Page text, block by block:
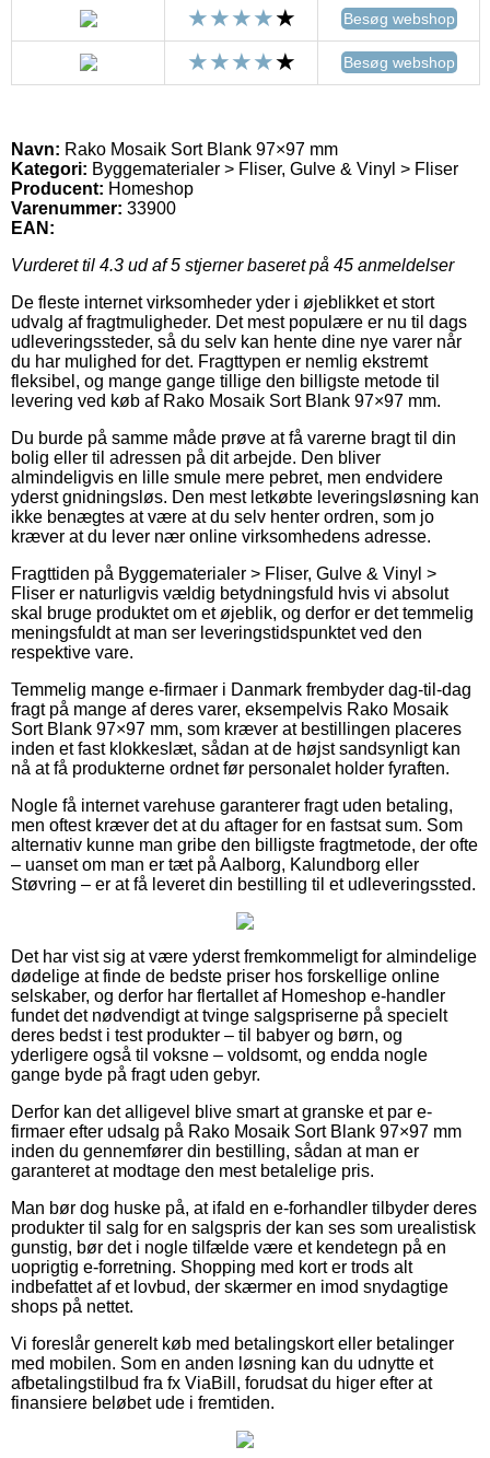
Besøg webshop
Besøg webshop
Navn: Rako Mosaik Sort Blank 97×97 mm
Kategori: Byggematerialer > Fliser, Gulve & Vinyl > Fliser
Producent: Homeshop
Varenummer: 33900
EAN:
Vurderet til 4.3 ud af 5 stjerner baseret på 45 anmeldelser
De fleste internet virksomheder yder i øjeblikket et stort
udvalg af fragtmuligheder. Det mest populære er nu til dags
udleveringssteder, så du selv kan hente dine nye varer når
du har mulighed for det. Fragttypen er nemlig ekstremt
fleksibel, og mange gange tillige den billigste metode til
levering ved køb af Rako Mosaik Sort Blank 97×97 mm.
Du burde på samme måde prøve at få varerne bragt til din
bolig eller til adressen på dit arbejde. Den bliver
almindeligvis en lille smule mere pebret, men endvidere
yderst gnidningsløs. Den mest letkøbte leveringsløsning kan
ikke benægtes at være at du selv henter ordren, som jo
kræver at du lever nær online virksomhedens adresse.
Fragttiden på Byggematerialer > Fliser, Gulve & Vinyl >
Fliser er naturligvis vældig betydningsfuld hvis vi absolut
skal bruge produktet om et øjeblik, og derfor er det temmelig
meningsfuldt at man ser leveringstidspunktet ved den
respektive vare.
Temmelig mange e-firmaer i Danmark frembyder dag-til-dag
fragt på mange af deres varer, eksempelvis Rako Mosaik
Sort Blank 97×97 mm, som kræver at bestillingen placeres
inden et fast klokkeslæt, sådan at de højst sandsynligt kan
nå at få produkterne ordnet før personalet holder fyraften.
Nogle få internet varehuse garanterer fragt uden betaling,
men oftest kræver det at du aftager for en fastsat sum. Som
alternativ kunne man gribe den billigste fragtmetode, der ofte
– uanset om man er tæt på Aalborg, Kalundborg eller
Støvring – er at få leveret din bestilling til et udleveringssted.
Det har vist sig at være yderst fremkommeligt for almindelige
dødelige at finde de bedste priser hos forskellige online
selskaber, og derfor har flertallet af Homeshop e-handler
fundet det nødvendigt at tvinge salgspriserne på specielt
deres bedst i test produkter – til babyer og børn, og
yderligere også til voksne – voldsomt, og endda nogle
gange byde på fragt uden gebyr.
Derfor kan det alligevel blive smart at granske et par e-
firmaer efter udsalg på Rako Mosaik Sort Blank 97×97 mm
inden du gennemfører din bestilling, sådan at man er
garanteret at modtage den mest betalelige pris.
Man bør dog huske på, at ifald en e-forhandler tilbyder deres
produkter til salg for en salgspris der kan ses som urealistisk
gunstig, bør det i nogle tilfælde være et kendetegn på en
uoprigtig e-forretning. Shopping med kort er trods alt
indbefattet af et lovbud, der skærmer en imod snydagtige
shops på nettet.
Vi foreslår generelt køb med betalingskort eller betalinger
med mobilen. Som en anden løsning kan du udnytte et
afbetalingstilbud fra fx ViaBill, forudsat du higer efter at
finansiere beløbet ude i fremtiden.